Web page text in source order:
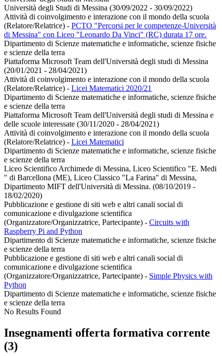
Università degli Studi di Messina (30/09/2022 - 30/09/2022)
Attività di coinvolgimento e interazione con il mondo della scuola
(Relatore/Relatrice) - PCTO "Percorsi per le competenze-Università
di Messina" con Liceo "Leonardo Da Vinci" (RC) durata 17 ore.
Dipartimento di Scienze matematiche e informatiche, scienze fisiche
e scienze della terra
Piattaforma Microsoft Team dell'Università degli studi di Messina
(20/01/2021 - 28/04/2021)
Attività di coinvolgimento e interazione con il mondo della scuola
(Relatore/Relatrice) - Licei Matematici 2020/21
Dipartimento di Scienze matematiche e informatiche, scienze fisiche
e scienze della terra
Piattaforma Microsoft Team dell'Università degli studi di Messina e
delle scuole interessate (30/11/2020 - 28/04/2021)
Attività di coinvolgimento e interazione con il mondo della scuola
(Relatore/Relatrice) - Licei Matematici
Dipartimento di Scienze matematiche e informatiche, scienze fisiche
e scienze della terra
Liceo Scientifico Archimede di Messina, Liceo Scientifico "E. Medi
" di Barcellona (ME), Liceo Classico "La Farina" di Messina,
Dipartimento MIFT dell'Università di Messina. (08/10/2019 -
18/02/2020)
Pubblicazione e gestione di siti web e altri canali social di
comunicazione e divulgazione scientifica
(Organizzatore/Organizzatrice, Partecipante) - Circuits with
Raspberry Pi and Python
Dipartimento di Scienze matematiche e informatiche, scienze fisiche
e scienze della terra
Pubblicazione e gestione di siti web e altri canali social di
comunicazione e divulgazione scientifica
(Organizzatore/Organizzatrice, Partecipante) - Simple Physics with
Python
Dipartimento di Scienze matematiche e informatiche, scienze fisiche
e scienze della terra
No Results Found
Insegnamenti offerta formativa corrente
(3)